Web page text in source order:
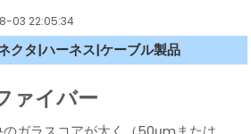
03 22:05:34
クタ|ハーネス|ケーブル製品
ァイバー